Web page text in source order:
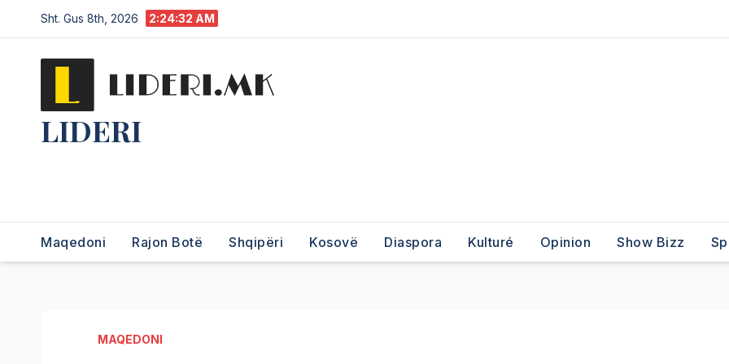
Sht. Gus 8th, 2026 2:24:33 AM
LIDERI
Maqedoni Rajon Botë Shqipëri Kosovë Diaspora Kulturé Opinion Show Bizz
MAQEDONI